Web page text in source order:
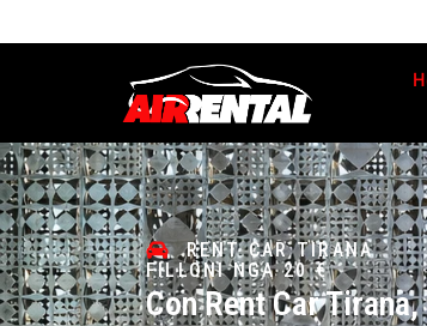
RENT CAR TIRANA
FILLONI NGA 20 €
Con Rent Car